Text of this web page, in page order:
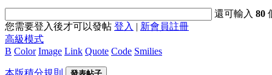
還可輸入80
您需要登入後才可以發帖 登入 | 新會員註冊
高級模式
B Color Image Link Quote Code Smilies
本版積分規則